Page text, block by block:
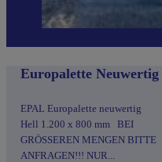
Europalette Neuwertig
EPAL Europalette neuwertig
Hell 1.200 x 800 mm BEI
GRÖSSEREN MENGEN BITTE
ANFRAGEN!!! NUR...